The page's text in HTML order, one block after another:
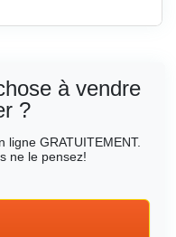
à vendre
?
ligne GRATUITEMENT.
ne le pensez!